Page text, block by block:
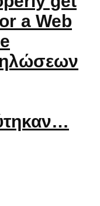
a Web